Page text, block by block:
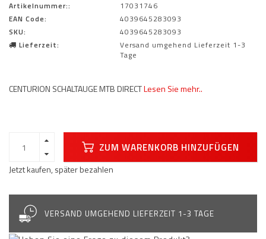
Artikelnummer::
17031746
EAN Code:
4039645283093
SKU:
4039645283093
Lieferzeit:
Versand umgehend Lieferzeit 1-3
Tage
CENTURION SCHALTAUGE MTB DIRECTLesen Sie mehr..
ZUM WARENKORB HINZUFÜGEN
Jetzt kaufen, später bezahlen
VERSAND UMGEHEND LIEFERZEIT 1-3 TAGE